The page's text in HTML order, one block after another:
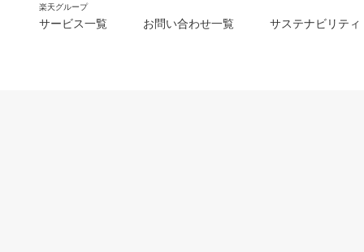
楽天グループ
サービス一覧 お問い合わせ一覧 サステナビリティ